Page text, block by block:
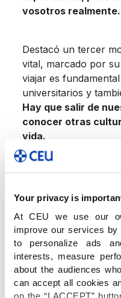
Your privacy is
At CEU we use our
improve our services
to personalize ads
interests, measure
about the audiences
can accept all cookies
on the “I ACCEPT”
vosotros realmente.
Destacó un tercer
vital, marcado por
viajar es
universitarios y
Hay que salir de
conocer otras
vida.
De la cuarta
Delta Partners en
Trabajó entonces
telecomunicaciones
La última lección de
más reciente, de